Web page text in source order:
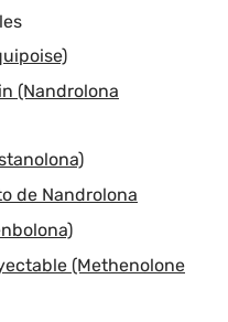
(Nandrolona
de Nandrolona
(Methenolone